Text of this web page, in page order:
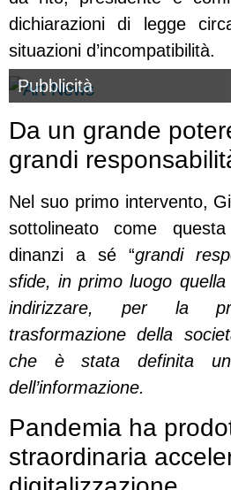
dichiarazioni di legge
situazioni d’incompatibilità.
Pubblicità
Da un grande
grandi
Nel suo primo intervento,
sottolineato come
dinanzi a sé “grandi
sfide, in primo luogo
indirizzare, per la
trasformazione della
che è stata definita
dell’informazione.
Pandemia ha
straordinaria